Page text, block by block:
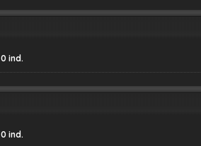
0 ind.
0 ind.